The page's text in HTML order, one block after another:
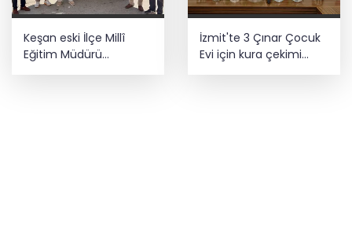
Keşan eski İlçe Millî
Eğitim Müdürü
İzmit'te 3 Çınar Çocuk
Evi için kura çekimi